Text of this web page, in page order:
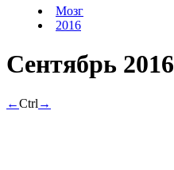
Мозг
2016
Сентябрь 2016
←Ctrl →